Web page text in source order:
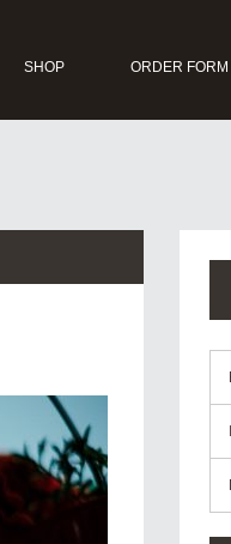
SHOP ORDER FORM